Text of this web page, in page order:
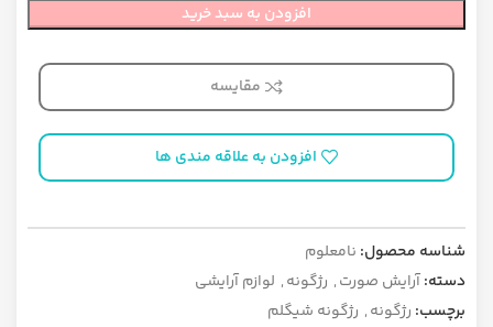
افزودن به سبد خرید
مقایسه
افزودن به علاقه مندی ها
شناسه محصول: نامعلوم
دسته:آرایش صورت, رژگونه, لوازم آرایشی
برچسب: رژگونه, رژگونه شیگلم